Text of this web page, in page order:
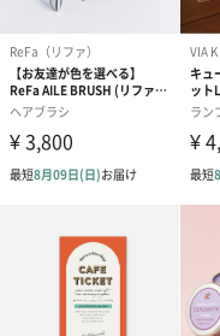
写真付きメッセージカ
包装紙